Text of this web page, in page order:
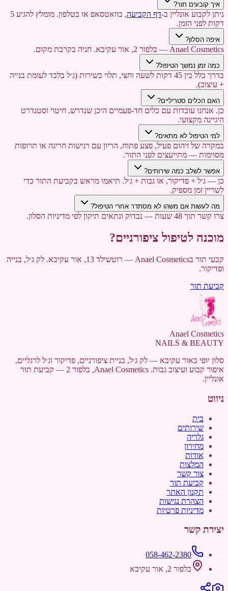
איך קובעים תור?
ניתן לקבוע אונליין ב-דף הקביעה
, בוואטסאפ או בטלפון. מומלץ להגיע 5
דקות לפני הזמן.
איפה הסלון?
Anael Cosmetics — בלפור 2, אור עקיבא. חניה בקרבת מקום.
כמה זמן נמשך הטיפול?
בדרך כלל בין 45 דקות לשעה וחצי, תלוי בשירות (ג׳ל בלבד לעומת בנייה
+ עיצוב).
האם הכלים סטריליים?
כן. אנחנו עובדות עם כלים חד-פעמיים היכן שנדרש, חיטוי וסטנדרט
היגיינה מקצועי.
למי הטיפול לא מתאים?
במקרה של זיהום פעיל, פצע פתוח, הריון עם רגישות חריגה או תרופות
מסוימות — מתייעצים לפני התור.
אפשר לשלב כמה שירותים?
כן — ג׳ל + פדיקור, או גבות + ג׳ל. תיאמו מראש בקביעת התור כדי
לשריין זמן מספיק.
מה לעשות אם משהו לא מסתדר אחרי הטיפול?
צרו קשר תוך 48 שעות — נבדוק ונתאים תיקון לפי מדיניות הסלון.
מוכנה לטיפול ציפורניים?
קבעי תור בAnael Cosmetics — רוטשילד 13, אור עקיבא. לק ג׳ל, בנייה
ופדיקור.
קביעת תור
Anael Cosmetics
NAILS & BEAUTY
סלון יופי באור עקיבא — לק ג׳ל, בניית ציפורניים, פדיקור וג׳ל לרגליים,
איפור קבוע ועיצוב גבות. Anael Cosmetics, בלפור 2 — קביעת תור
אונליין.
ניווט
בית
שירותים
גלריה
מחירון
אודות
המלצות
צור קשר
קביעת תור
תקנון האתר
הצהרת נגישות
מדיניות פרטיות
יצירת קשר
058-462-2380
בלפור 2, אור עקיבא